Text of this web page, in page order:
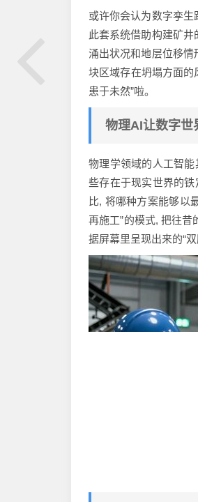
或许你会认为数字孪生
此套系统借助构建矿
涌出状况和地层位移情
块区域存在坍塌方面的
患于未然”啦。
物理AI让数字世
物理学领域的人工智
些存在于现实世界的
比, 将哪种方案能够以
再施工”的模式, 把往
据屏幕里呈现出来的“双